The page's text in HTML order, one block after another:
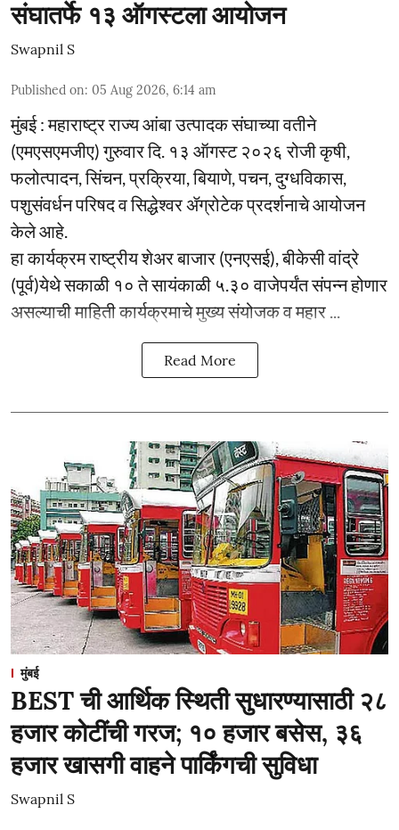
संघातर्फे १३ ऑगस्टला आयोजन
Swapnil S
Published on: 05 Aug 2026, 6:14 am
मुंबई : महाराष्ट्र राज्य आंबा उत्पादक संघाच्या वतीने
(एमएसएमजीए) गुरुवार दि. १३ ऑगस्ट २०२६ रोजी कृषी,
फलोत्पादन, सिंचन, प्रक्रिया, बियाणे, पचन, दुग्धविकास,
पशुसंवर्धन परिषद व सिद्धेश्वर ॲग्रोटेक प्रदर्शनाचे आयोजन
केले आहे.
हा कार्यक्रम राष्ट्रीय शेअर बाजार (एनएसई), बीकेसी वांद्रे
(पूर्व)येथे सकाळी १० ते सायंकाळी ५.३० वाजेपर्यंत संपन्न होणार
असल्याची माहिती कार्यक्रमाचे मुख्य संयोजक व महार ...
Read More
मुंबई
BEST ची आर्थिक स्थिती सुधारण्यासाठी २८
हजार कोटींची गरज; १० हजार बसेस, ३६
हजार खासगी वाहने पार्किंगची सुविधा
Swapnil S